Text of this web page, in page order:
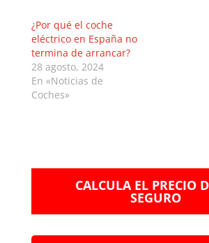
¿Por qué el coche
eléctrico en España no
termina de arrancar?
28 agosto, 2024
En «Noticias de
Coches»
CALCULA EL PRECIO
SEGURO